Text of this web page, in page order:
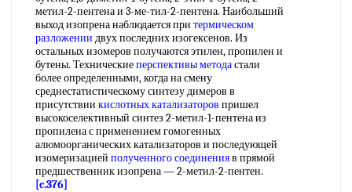
метил-2-пентена и 3-ме-тил-2-пентена. Наибольший
выход изопрена наблюдается при термическом
разложении двух последних изогексенов. Из
остальных изомеров получаются этилен, пропилен и
бутены. Техническиеперспективы методастали
более определенными, когда на смену
среднестатистическому синтезу димеров в
присутствии кислотных катализаторов пришел
высокоселективный синтез 2-метил-1-пентена из
пропилена с применением гомогенных
алюмоорганических катализаторов и последующей
изомеризацией полученного соединенияв прямой
предшественник изопрена — 2-метил-2-пентен.
[c.376]